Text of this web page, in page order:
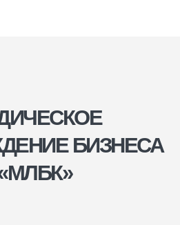
БИЗНЕСА